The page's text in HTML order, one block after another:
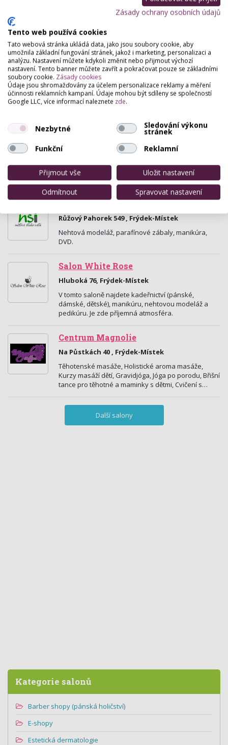
Třída Tomáše Garrigua Masaryka 496, Frýdek-
Místek
Umělecké tetování.
Tattoo piercing studio Scarzone
Tř. T. G. Masaryka 1134, Frýdek-Místek
studio v centru F-M s dlouholetou praxí.
Petra Sabelová - masáže,terapie
Příjemný salon s komorní atmosférou.
Růžový Pahorek 549 , Frýdek-Místek
Nehtová modeláž, parafínové zábaly, manikúra,
DVD.
Salon White Rose
Hluboká 76, Frýdek-Místek
V tomto saloně najdete kadeřnictví (pánské,
dámské, dětské), manikúru, nehtovou modeláž a
pedikúru. Je zde příjemná atmosféra.
Centrum Magnolie
Na Půstkách 40 , Frýdek-Místek
Těhotenské masáže, Holistické aroma masáže,
Kurzy masáží dětí, Gravidjóga, Jóga po porodu, Břišní
tance pro těhotné a maminky s dětmi, Cvičení s…
Další salony
Kategorie salonů
Barber shopy (pánská holičství)
E-shopy
Estetická dermatologie
Zásady ochrany osobních údajů
Tento web používá cookies
Tato webová stránka ukládá data, jako jsou soubory cookie, aby
umožnila základní fungování stránek, jakož i marketing, personalizaci a
analýzu. Nastavení můžete kdykoli změnit nebo přijmout výchozí
nastavení. Tento banner můžete zavřít a pokračovat pouze se základními
soubory cookie. Zásady cookies
Údaje jsou shromažďovány za účelem personalizace reklamy a měření
účinnosti reklamních kampaní. Údaje mohou být sdíleny se společností
Google LLC, více informací naleznete zde.
Nezbytné Sledování výkonu
stránek
Funkční
Reklamní
Přijmout vše
Uložit nastavení
Odmítnout
Spravovat nastavení